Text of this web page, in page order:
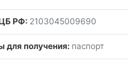
РФ: 2103045009690
для получения: паспорт